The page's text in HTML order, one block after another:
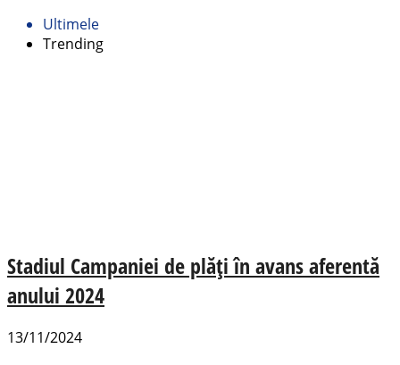
Ultimele
Trending
Stadiul Campaniei de plăți în avans aferentă
anului 2024
13/11/2024